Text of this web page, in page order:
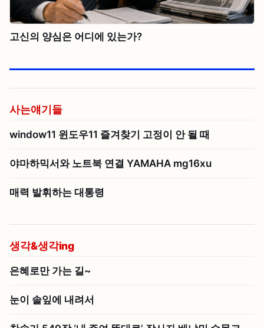
고신의 양심은 어디에 있는가?
사는얘기들
window11 윈도우11 즐겨찾기 고정이 안 될 때
야마하믹서와 노트북 연결 YAMAHA mg16xu
매력 발휘하는 대통령
생각&생각ing
은혜로만 가는 길~
눈이 솔잎에 내려서